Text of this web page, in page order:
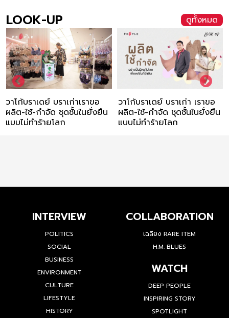
LOOK-UP ดูทั้งหมด
น
วาโก้บราเดย์ บราเก่า เราขอ
ผลิต-ใช้-กำจัด ชุดชั้นในยั่งยืน
แบบไม่ทำร้ายโลก
สุทธิพงษ์ คงพูล ยุคใหม่ของ
CAAT พัฒนาอุตสาหกรรม
การบินไทยติดระดับท็อปของ
INTERVIEW
POLITICS
SOCIAL
BUSINESS
ENVIRONMENT
CULTURE
LIFESTYLE
HISTORY
COLLABORATION
เฉลียง RARE ITEM
H.M. BLUES
WATCH
DEEP PEOPLE
INSPIRING STORY
SPOTLIGHT